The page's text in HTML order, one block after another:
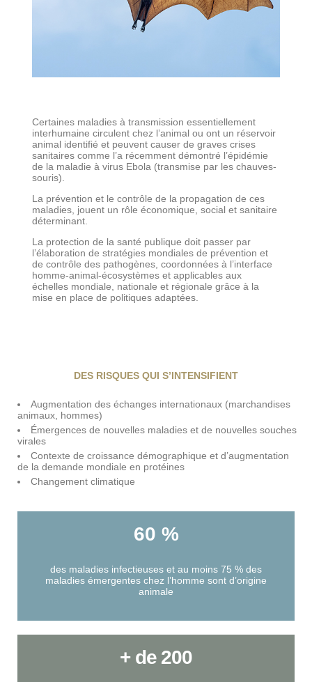
Certaines maladies à transmission essentiellement
interhumaine circulent chez l’animal ou ont un réservoir
animal identifié et peuvent causer de graves crises
sanitaires comme l’a récemment démontré l’épidémie
de la maladie à virus Ebola (transmise par les chauves-
souris).
La prévention et le contrôle de la propagation de ces
maladies, jouent un rôle économique, social et sanitaire
déterminant.
La protection de la santé publique doit passer par
l’élaboration de stratégies mondiales de prévention et
de contrôle des pathogènes, coordonnées à l’interface
homme-animal-écosystèmes et applicables aux
échelles mondiale, nationale et régionale grâce à la
mise en place de politiques adaptées.
DES RISQUES QUI S’INTENSIFIENT
Augmentation des échanges internationaux (marchandises
animaux, hommes)
Émergences de nouvelles maladies et de nouvelles souches
virales
Contexte de croissance démographique et d’augmentation
de la demande mondiale en protéines
Changement climatique
60 %
des maladies infectieuses et au moins 75 % des
maladies émergentes chez l’homme sont d’origine
animale
+ de 200